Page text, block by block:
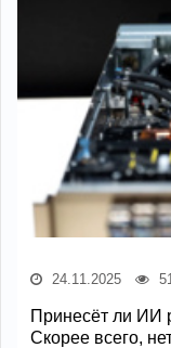
24.11.2025 51
Принесёт ли ИИ
Скорее всего,